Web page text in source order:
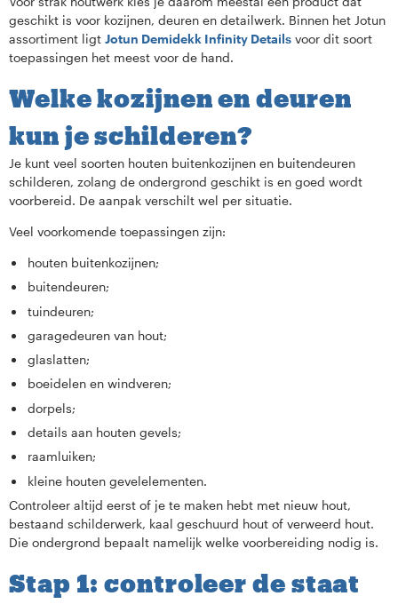
geschikt is voor kozijnen, deuren en detailwerk. Binnen het Jotun
assortiment ligt Jotun Demidekk Infinity Details voor dit soort
toepassingen het meest voor de hand.
Welke kozijnen en deuren
kun je schilderen?
Je kunt veel soorten houten buitenkozijnen en buitendeuren
schilderen, zolang de ondergrond geschikt is en goed wordt
voorbereid. De aanpak verschilt wel per situatie.
Veel voorkomende toepassingen zijn:
houten buitenkozijnen;
buitendeuren;
tuindeuren;
garagedeuren van hout;
glaslatten;
boeidelen en windveren;
dorpels;
details aan houten gevels;
raamluiken;
kleine houten gevelelementen.
Controleer altijd eerst of je te maken hebt met nieuw hout,
bestaand schilderwerk, kaal geschuurd hout of verweerd hout.
Die ondergrond bepaalt namelijk welke voorbereiding nodig is.
Stap 1: controleer de staat